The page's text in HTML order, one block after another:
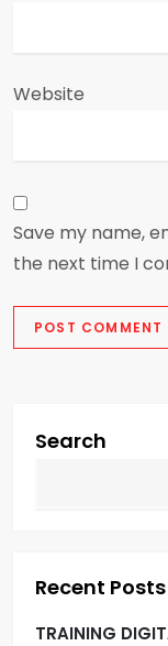
Website
Save my name,
the next time I
Search
Recent Posts
TRAINING